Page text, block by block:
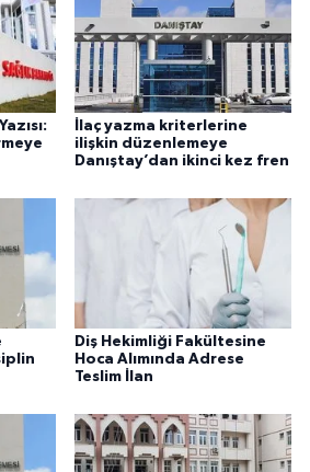
İlaç yazma kriterlerine
ilişkin düzenlemeye
Danıştay’dan ikinci kez fren
Diş Hekimliği Fakültesine
Hoca Alımında Adrese
Teslim İlan